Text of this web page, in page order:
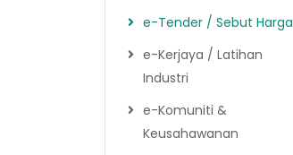
e-Tender / Sebut Harga
e-Kerjaya / Latihan
Industri
e-Komuniti &
Keusahawanan